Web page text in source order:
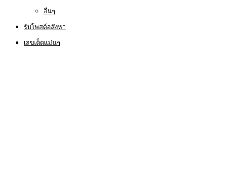
อื่นๆ
รับโพสต์อสังหา
เลขเด็ดแม่นๆ